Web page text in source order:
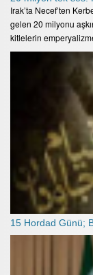
Irak’ta Necef’ten
gelen 20 milyonu
kitlelerin
15 Hordad Günü;